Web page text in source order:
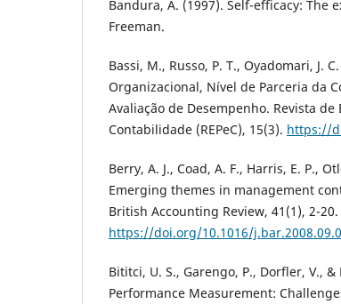
Bandura, A. (1997). Self-efficacy: The
Freeman.
Bassi, M., Russo, P. T., Oyadomari, J.
Organizacional, Nível de Parceria da
Avaliação de Desempenho. Revista de
Contabilidade (REPeC), 15(3). https://
Berry, A. J., Coad, A. F., Harris, E. P.,
Emerging themes in management
British Accounting Review, 41(1), 2-20.
https://doi.org/10.1016/
Bititci, U. S., Garengo, P., Dorfler, V.,
Performance Measurement: